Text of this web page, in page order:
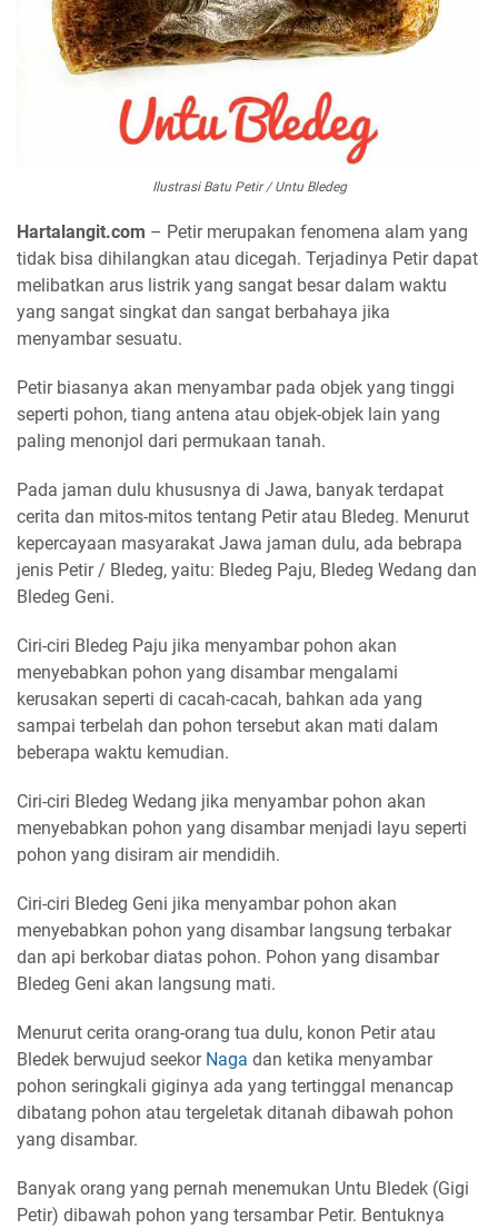
Ilustrasi Batu Petir / Untu Bledeg
Hartalangit.com – Petir merupakan fenomena alam yang
tidak bisa dihilangkan atau dicegah. Terjadinya Petir dapat
melibatkan arus listrik yang sangat besar dalam waktu
yang sangat singkat dan sangat berbahaya jika
menyambar sesuatu.
Petir biasanya akan menyambar pada objek yang tinggi
seperti pohon, tiang antena atau objek-objek lain yang
paling menonjol dari permukaan tanah.
Pada jaman dulu khususnya di Jawa, banyak terdapat
cerita dan mitos-mitos tentang Petir atau Bledeg. Menurut
kepercayaan masyarakat Jawa jaman dulu, ada bebrapa
jenis Petir / Bledeg, yaitu: Bledeg Paju, Bledeg Wedang dan
Bledeg Geni.
Ciri-ciri Bledeg Paju jika menyambar pohon akan
menyebabkan pohon yang disambar mengalami
kerusakan seperti di cacah-cacah, bahkan ada yang
sampai terbelah dan pohon tersebut akan mati dalam
beberapa waktu kemudian.
Ciri-ciri Bledeg Wedang jika menyambar pohon akan
menyebabkan pohon yang disambar menjadi layu seperti
pohon yang disiram air mendidih.
Ciri-ciri Bledeg Geni jika menyambar pohon akan
menyebabkan pohon yang disambar langsung terbakar
dan api berkobar diatas pohon. Pohon yang disambar
Bledeg Geni akan langsung mati.
Menurut cerita orang-orang tua dulu, konon Petir atau
Bledek berwujud seekor Naga dan ketika menyambar
pohon seringkali giginya ada yang tertinggal menancap
dibatang pohon atau tergeletak ditanah dibawah pohon
yang disambar.
Banyak orang yang pernah menemukan Untu Bledek (Gigi
Petir) dibawah pohon yang tersambar Petir. Bentuknya